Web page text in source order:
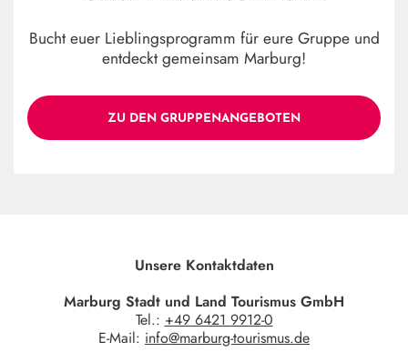
Bucht euer Lieblingsprogramm für eure Gruppe und
entdeckt gemeinsam Marburg!
ZU DEN GRUPPENANGEBOTEN
Unsere Kontaktdaten
Marburg Stadt und Land Tourismus GmbH
Tel.: +49 6421 9912-0
E-Mail: info@marburg-tourismus.de